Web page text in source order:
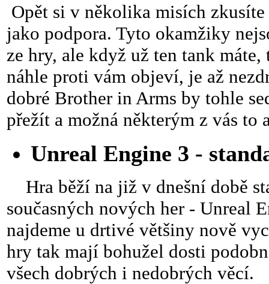
Opět si v několika misích
jako podpora. Tyto okamžiky
ze hry, ale když už ten tank
náhle proti vám objeví, je až
dobré Brother in Arms by tohle
přežít a možná některým z vás to
Unreal Engine 3 -
Hra běží na již v dnešní době
současných nových her - Unreal
najdeme u drtivé většiny nově
hry tak mají bohužel dosti
všech dobrých i nedobrých věcí.